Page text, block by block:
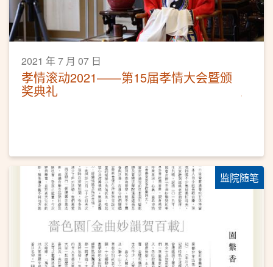
2021 年 7 月 07 日
孝情滚动2021——第15届孝情大会暨颁
奖典礼
监院随笔